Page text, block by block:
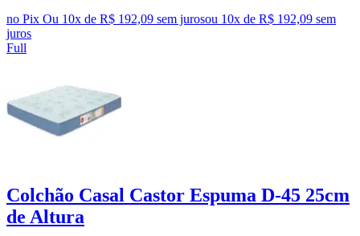
no Pix Ou 10x de R$ 192,09 sem jurosou 10x de R$ 192,09 sem
juros
Full
Colchão Casal Castor Espuma D-45 25cm
de Altura